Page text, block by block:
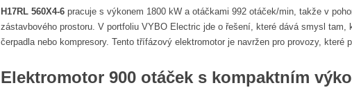
H17RL 560X4-6 pracuje s výkonem 1800 kW a otáčkami 992 otáček/min, takže v
zástavbového prostoru. V portfoliu VYBO Electric jde o řešení, které dává smysl tam,
čerpadla nebo kompresory. Tento třífázový elektromotor je navržen pro provozy,
Elektromotor 900 otáček s kompaktním